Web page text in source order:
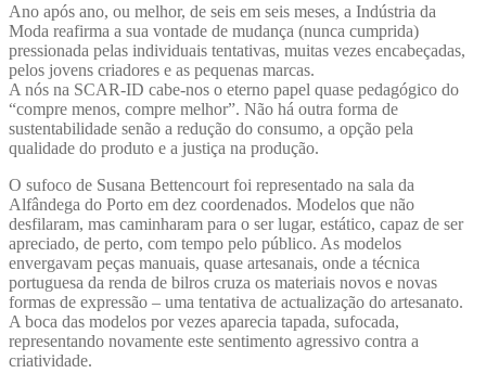
Ano após ano, ou melhor, de seis em seis meses, a Indústria da
Moda reafirma a sua vontade de mudança (nunca cumprida)
pressionada pelas individuais tentativas, muitas vezes encabeçadas,
pelos jovens criadores e as pequenas marcas.
A nós na SCAR-ID cabe-nos o eterno papel quase pedagógico do
“compre menos, compre melhor”. Não há outra forma de
sustentabilidade senão a redução do consumo, a opção pela
qualidade do produto e a justiça na produção.
O sufoco de Susana Bettencourt foi representado na sala da
Alfândega do Porto em dez coordenados. Modelos que não
desfilaram, mas caminharam para o ser lugar, estático, capaz de ser
apreciado, de perto, com tempo pelo público. As modelos
envergavam peças manuais, quase artesanais, onde a técnica
portuguesa da renda de bilros cruza os materiais novos e novas
formas de expressão – uma tentativa de actualização do artesanato.
A boca das modelos por vezes aparecia tapada, sufocada,
representando novamente este sentimento agressivo contra a
criatividade.